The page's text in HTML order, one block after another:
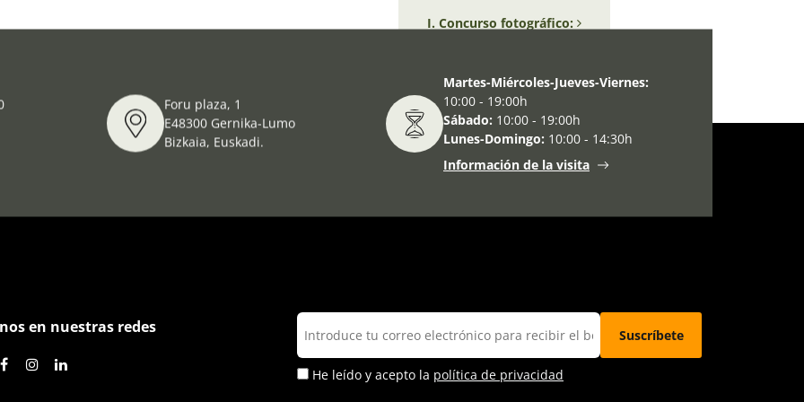
I. Concurso fotográfico:
Foru plaza, 1
E48300 Gernika-Lumo
Bizkaia, Euskadi.
Martes-Miércoles-Jueves-Viernes:
10:00 - 19:00h
Sábado: 10:00 - 19:00h
Lunes-Domingo: 10:00 - 14:30h
Información de la visita
en nuestras redes
He leído y acepto la política de privacidad